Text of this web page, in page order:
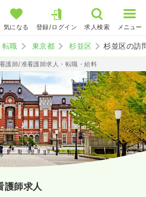
気になる 登録/ログイン 求人検索 メニュー
転職 東京都 杉並区 杉並区の訪
護師/准看護師求人・転職・給料
護師求人